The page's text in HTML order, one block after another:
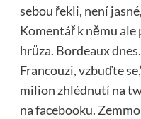
sebou řekli, není
Komentář k němu ale
hrůza. Bordeaux
Francouzi, vzbuďte
milion zhlédnutí na
na facebooku.